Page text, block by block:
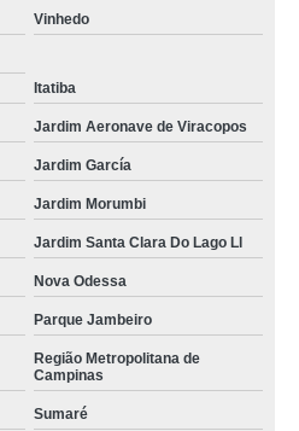
Vinhedo
Itatiba
Jardim Aeronave de Viracopos
Jardim García
Jardim Morumbi
Jardim Santa Clara Do Lago Ll
Nova Odessa
Parque Jambeiro
Região Metropolitana de
Campinas
Sumaré